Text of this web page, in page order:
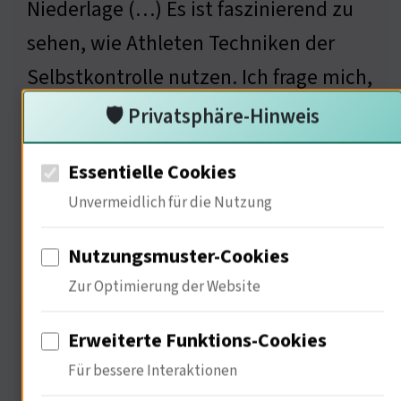
Niederlage (…) Es ist faszinierend zu
sehen, wie Athleten Techniken der
Selbstkontrolle nutzen. Ich frage mich,
wie ökonomische Aspekte den
Radsport beeinflussen.
Ökonomische Aspekte im
Radsport
🛡️ Privatsphäre-Hinweis
Essentielle Cookies
Unvermeidlich für die Nutzung
Nutzungsmuster-Cookies
Zur Optimierung der Website
Erweiterte Funktions-Cookies
Für bessere Interaktionen